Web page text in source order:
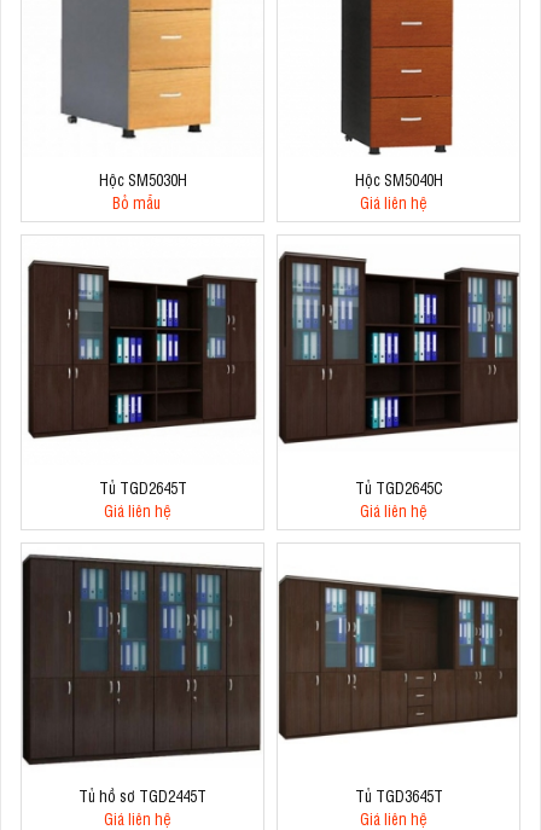
Hộc SM5030H
Bỏ mẫu
Hộc SM5040H
Giá liên hệ
Tủ TGD2645T
Giá liên hệ
Tủ TGD2645C
Giá liên hệ
Tủ hồ sơ TGD2445T
Giá liên hệ
Tủ TGD3645T
Giá liên hệ